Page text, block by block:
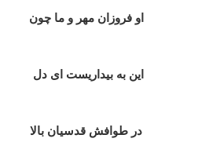
او فروزان مهر و ما چون
اين به بيداريست ای دل
در طوافش قدسيان بالا